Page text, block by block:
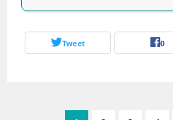
Tweet 0